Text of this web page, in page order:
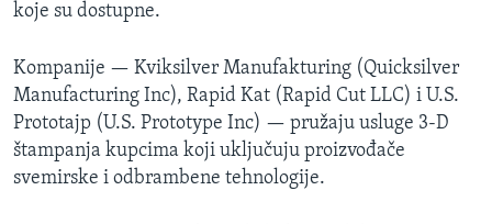
koje su dostupne.
Kompanije — Kviksilver Manufakturing (Quicksilver
Manufacturing Inc), Rapid Kat (Rapid Cut LLC) i U.S.
Prototajp (U.S. Prototype Inc) — pružaju usluge 3-D
štampanja kupcima koji uključuju proizvođače
svemirske i odbrambene tehnologije.